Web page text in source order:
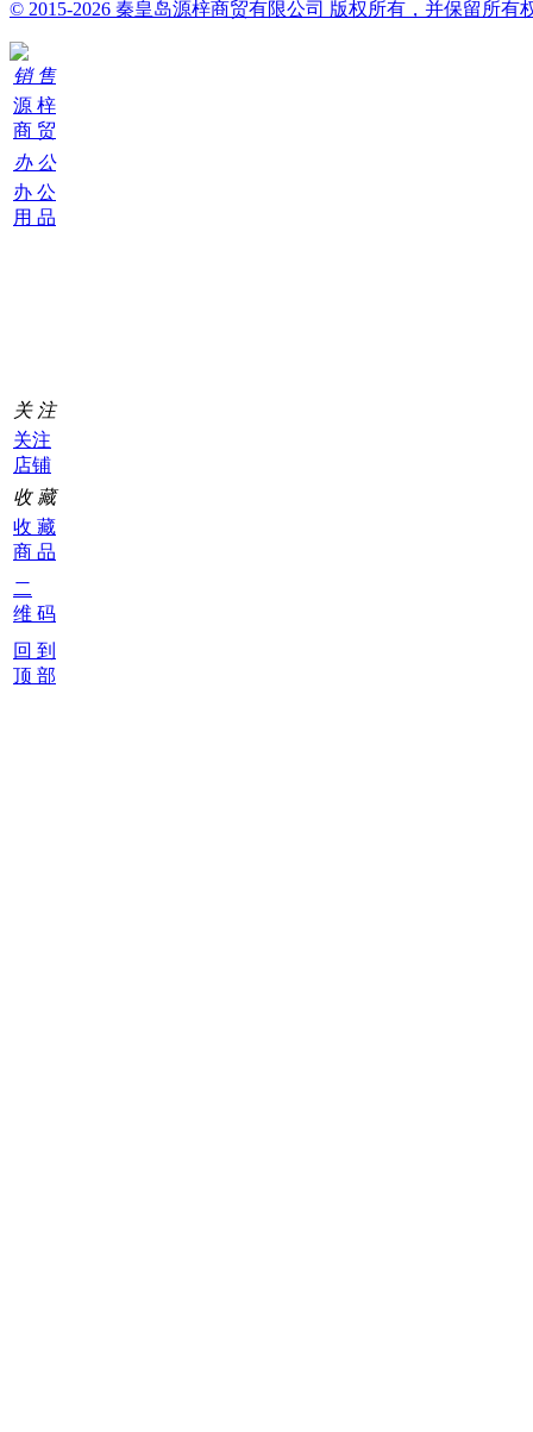
© 2015-2026 秦皇岛源梓商贸有限公司 版权所有，并保留所有
销 售
源 梓
商 贸
办 公
办 公
用 品
关 注
关注
店铺
收 藏
收 藏
商 品
二
维 码
回 到
顶 部